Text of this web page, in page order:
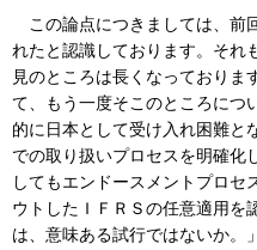
この論点につきましては、前
れたと認識しております。それ
見のところは長くなっておりま
て、もう一度そこのところにつ
的に日本として受け入れ困難と
での取り扱いプロセスを明確化
してもエンドースメントプロセ
ウトしたＩＦＲＳの任意適用を
は、意味ある試行ではないか。